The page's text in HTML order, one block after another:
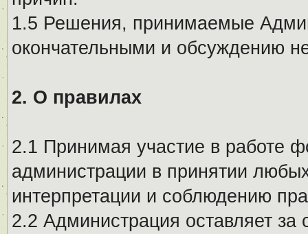
1.5 Решения, принимаемые
окончательными и обсуждению
2. О правилах
2.1 Принимая участие в работе
администрации в принятии
интерпретации и соблюдению
2.2 Администрация оставляет